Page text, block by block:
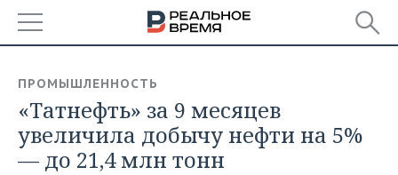
БАШКОРТОСТАН
ТАТАРСТАН
НОВОСТИ
АНАЛИТИКА
ПРОМЫШЛЕННОСТЬ
«Татнефть» за 9 месяцев
увеличила добычу нефти на 5%
— до 21,4 млн тонн